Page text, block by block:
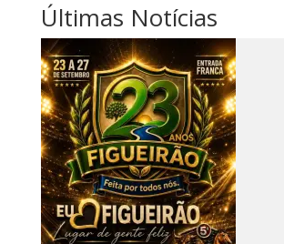
Últimas Notícias